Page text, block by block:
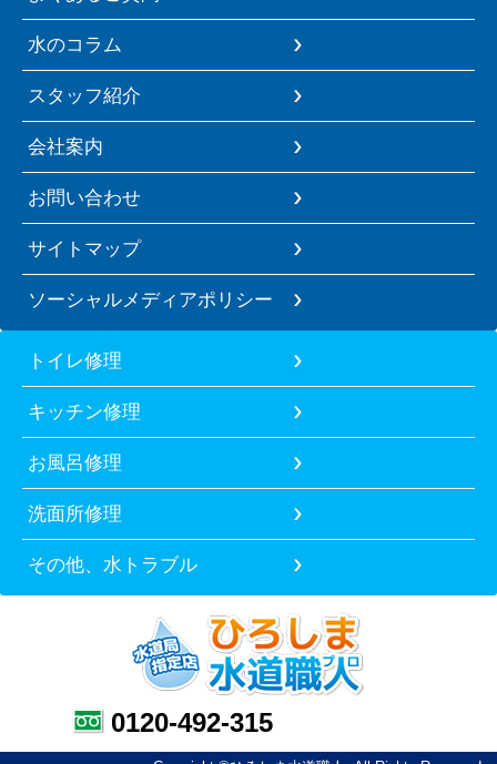
水のコラム
スタッフ紹介
会社案内
お問い合わせ
サイトマップ
ソーシャルメディアポリシー
トイレ修理
キッチン修理
お風呂修理
洗面所修理
その他、水トラブル
0120-492-315